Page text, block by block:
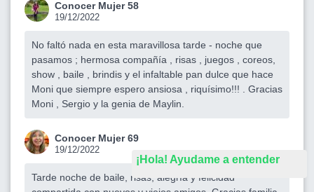
¡Hola! Ayudame a entender
Conocer Mujer 58
19/12/2022
No faltó nada en esta maravillosa tarde - noche que
pasamos ; hermosa compañía , risas , juegos , coreos,
show , baile , brindis y el infaltable pan dulce que hace
Moni que siempre espero ansiosa , riquísimo!!! . Gracias
Moni , Sergio y la genia de Maylin.
Conocer Mujer 69
19/12/2022
Tarde noche de baile, risas, alegría y felicidad